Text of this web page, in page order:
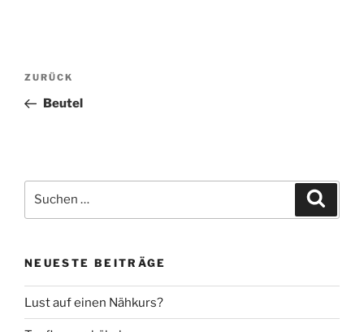
Beitragsnavigation
Vorheriger
Beitrag
ZURÜCK
Beutel
nach:
NEUESTE BEITRÄGE
Lust auf einen Nähkurs?